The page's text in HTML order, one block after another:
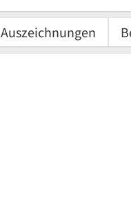
Auszeichnungen